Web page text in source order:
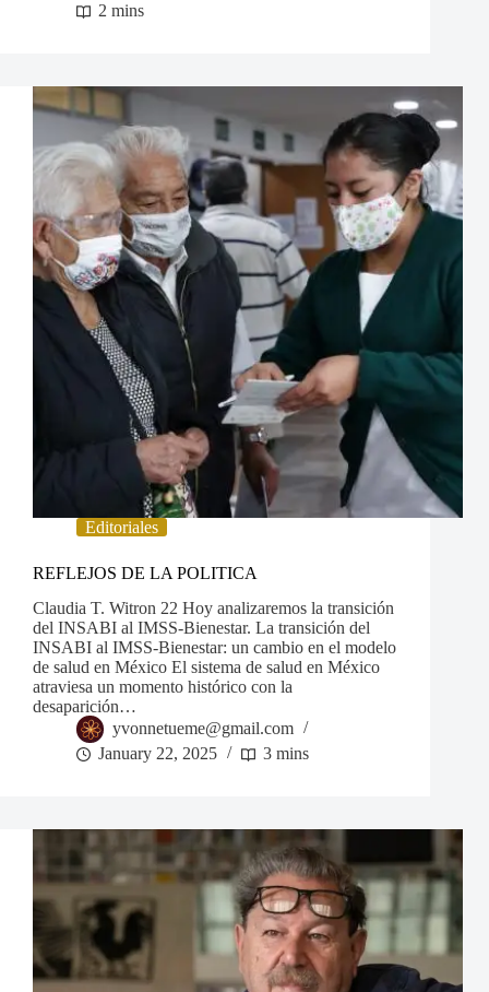
2 mins
Editoriales
REFLEJOS DE LA POLITICA
Claudia T. Witron 22 Hoy analizaremos la transición
del INSABI al IMSS-Bienestar. La transición del
INSABI al IMSS-Bienestar: un cambio en el modelo
de salud en México El sistema de salud en México
atraviesa un momento histórico con la
desaparición…
yvonnetueme@gmail.com
January 22, 2025
3 mins